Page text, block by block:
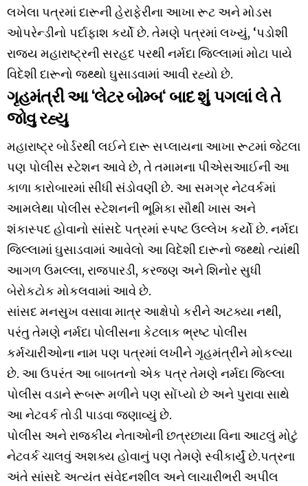
લખેલા પત્રમાં દારૂની હેરાફેરીના આખા રૂટ અને મોડસ
ઓપરેન્ડીનો પર્દાફાશ કર્યો છે. તેમણે પત્રમાં લખ્યું, ‘પડોશી
રાજ્ય મહારાષ્ટ્રની સરહદ પરથી નર્મદા જિલ્લામાં મોટા પાયે
વિદેશી દારૂનો જથ્થો ઘુસાડવામાં આવી રહ્યો છે.
ગૃહમંત્રી આ ‘લેટર બોમ્બ‘ બાદ શું પગલાં લે તે
જોવુ રહ્યુ
મહારાષ્ટ્ર બોર્ડરથી લઈને દારૂ સપ્લાયના આખા રૂટમાં જેટલા
પણ પોલીસ સ્ટેશન આવે છે, તે તમામના પીએસઆઈની આ
કાળા કારોબારમાં સીધી સંડોવણી છે. આ સમગ્ર નેટવર્કમાં
આમલેથા પોલીસ સ્ટેશનની ભૂમિકા સૌથી ખાસ અને
શંકાસ્પદ હોવાનો સાંસદે પત્રમાં સ્પષ્ટ ઉલ્લેખ કર્યો છે. નર્મદા
જિલ્લામાં ઘુસાડવામાં આવેલો આ વિદેશી દારૂનો જથ્થો ત્યાંથી
આગળ ઉમલ્લા, રાજપારડી, કરજણ અને શિનોર સુધી
બેરોકટોક મોકલવામાં આવે છે.
સાંસદ મનસુખ વસાવા માત્ર આક્ષેપો કરીને અટક્યા નથી,
પરંતુ તેમણે નર્મદા પોલીસના કેટલાક ભ્રષ્ટ પોલીસ
કર્મચારીઓના નામ પણ પત્રમાં લખીને ગૃહમંત્રીને મોકલ્યા
છે. આ ઉપરંત આ બાબતનો એક પત્ર તેમણે નર્મદા જિલ્લા
પોલીસ વડાને રૂબરૂ મળીને પણ સોંપ્યો છે અને પુરાવા સાથે
આ નેટવર્ક તોડી પાડવા જણાવ્યું છે.
પોલીસ અને રાજકીય નેતાઓની છત્રછાયા વિના આટલું મોટું
નેટવર્ક ચાલવું અશક્ય હોવાનું પણ તેમણે સ્વીકાર્યું છે.પત્રના
અંતે સાંસદે અત્યંત સંવેદનશીલ અને લાચારીભરી અપીલ